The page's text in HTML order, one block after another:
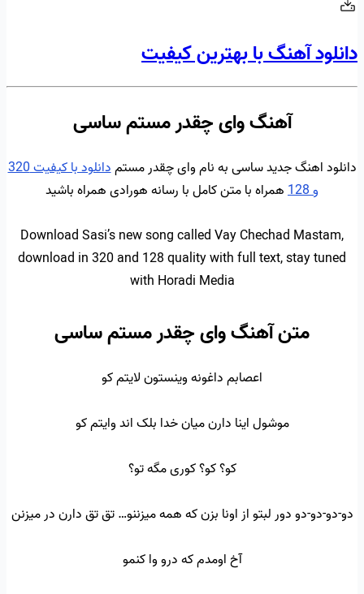
دانلود آهنگ با بهترین کیفیت
آهنگ وای چقدر مستم ساسی
دانلود اهنگ جدید ساسی به نام وای چقدر مستم
دانلود با کیفیت 320
و 128
همراه با متن کامل با رسانه هورادی همراه باشید
Download Sasi’s new song called Vay Chechad Mastam,
download in 320 and 128 quality with full text, stay tuned
with Horadi Media
متن آهنگ وای چقدر مستم ساسی
اعصابم داغونه وینستون لایتم کو
موشول اینا دارن میان خدا بلک اند وایتم کو
کو؟ کو؟ کوری مگه تو؟
دو-دو-دو-دو دور لبتو از اونا بزن که همه میزننو… تق تق دارن در میزنن
آخ اومدم که درو وا کنمو